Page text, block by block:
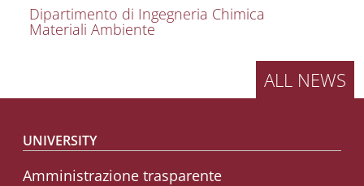
Dipartimento di Ingegneria Chimica
Materiali Ambiente
ALL NEWS
Footer menu
UNIVERSITY
Amministrazione trasparente